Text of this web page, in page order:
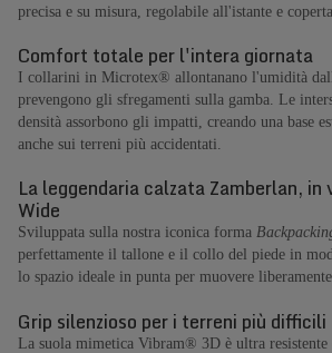
precisa e su misura, regolabile all'istante e
Comfort totale per l'intera giornata
I collarini in Microtex® allontanano l'umidità
prevengono gli sfregamenti sulla gamba. Le
densità assorbono gli impatti, creando una base
anche sui terreni più accidentati.
La leggendaria calzata Zamberlan, in
Wide
Sviluppata sulla nostra iconica forma
perfettamente il tallone e il collo del piede in
lo spazio ideale in punta per muovere
Grip silenzioso per i terreni più difficili
La suola mimetica Vibram® 3D è ultra resistente